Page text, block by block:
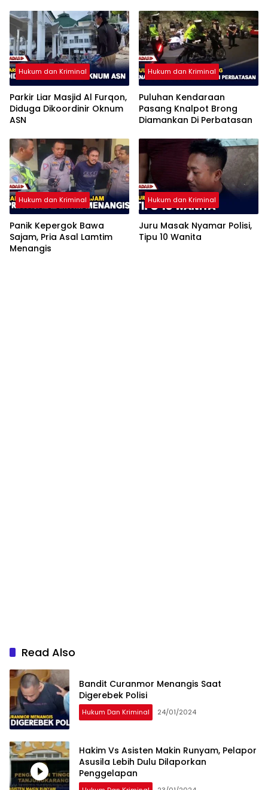
Hukum dan Kriminal
Parkir Liar Masjid Al Furqon,
Diduga Dikoordinir Oknum
ASN
Hukum dan Kriminal
Puluhan Kendaraan
Pasang Knalpot Brong
Diamankan Di Perbatasan
Hukum dan Kriminal
Panik Kepergok Bawa
Sajam, Pria Asal Lamtim
Menangis
Hukum dan Kriminal
Juru Masak Nyamar Polisi,
Tipu 10 Wanita
Read Also
Bandit Curanmor Menangis Saat
Digerebek Polisi
Hukum Dan Kriminal 24/01/2024
Hakim Vs Asisten Makin Runyam, Pelapor
Asusila Lebih Dulu Dilaporkan
Penggelapan